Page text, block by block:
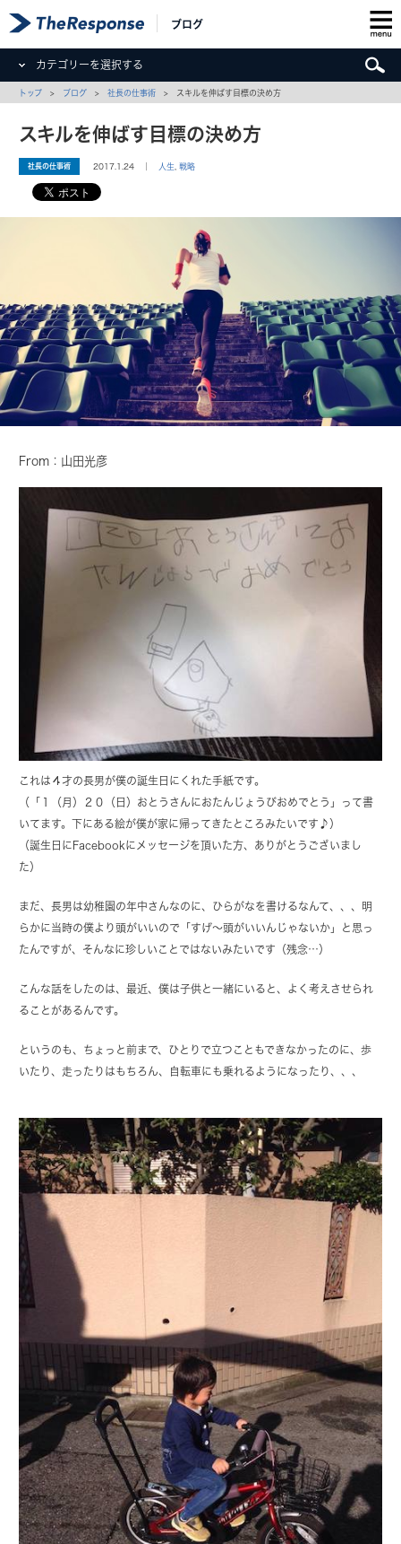
ブログ
カテゴリーを選択する
トップ > ブログ >社長の仕事術 > スキルを伸ばす目標の決め方
スキルを伸ばす目標の決め方
社長の仕事術 2017.1.24 ｜ 人生 ,戦略
From：山田光彦
これは４才の長男が僕の誕生日にくれた手紙です。
（「１（月）２０（日）おとうさんにおたんじょうびおめでとう」って書
いてます。下にある絵が僕が家に帰ってきたところみたいです♪）
（誕生日にFacebookにメッセージを頂いた方、ありがとうございまし
た）
まだ、長男は幼稚園の年中さんなのに、ひらがなを書けるなんて、、、明
らかに当時の僕より頭がいいので「すげ～頭がいいんじゃないか」と思っ
たんですが、そんなに珍しいことではないみたいです（残念…）
こんな話をしたのは、最近、僕は子供と一緒にいると、よく考えさせられ
ることがあるんです。
というのも、ちょっと前まで、ひとりで立つこともできなかったのに、歩
いたり、走ったりはもちろん、自転車にも乗れるようになったり、、、